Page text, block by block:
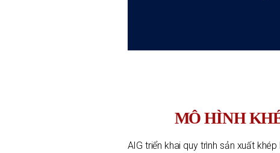
MÔ HÌNH
AIG triển khai quy trình sản xuất